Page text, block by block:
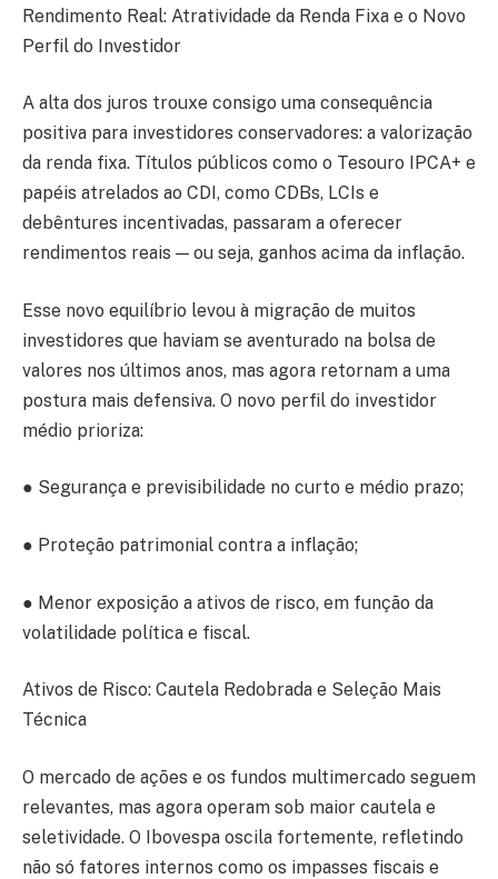
Rendimento Real: Atratividade da Renda Fixa e o Novo
Perfil do Investidor
A alta dos juros trouxe consigo uma consequência
positiva para investidores conservadores: a valorização
da renda fixa. Títulos públicos como o Tesouro IPCA+ e
papéis atrelados ao CDI, como CDBs, LCIs e
debêntures incentivadas, passaram a oferecer
rendimentos reais — ou seja, ganhos acima da inflação.
Esse novo equilíbrio levou à migração de muitos
investidores que haviam se aventurado na bolsa de
valores nos últimos anos, mas agora retornam a uma
postura mais defensiva. O novo perfil do investidor
médio prioriza:
● Segurança e previsibilidade no curto e médio prazo;
● Proteção patrimonial contra a inflação;
● Menor exposição a ativos de risco, em função da
volatilidade política e fiscal.
Ativos de Risco: Cautela Redobrada e Seleção Mais
Técnica
O mercado de ações e os fundos multimercado seguem
relevantes, mas agora operam sob maior cautela e
seletividade. O Ibovespa oscila fortemente, refletindo
não só fatores internos como os impasses fiscais e